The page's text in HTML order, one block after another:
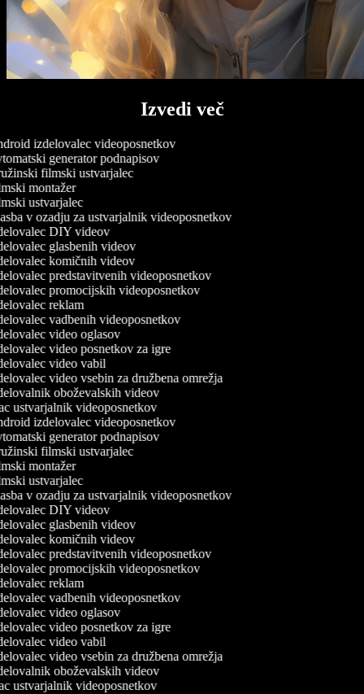
Izvedi več
izdelovalec videoposnetkov
generator podnapisov
filmski ustvarjalec
montažer
ustvarjalec
v ozadju za ustvarjalnik videoposnetkov
DIY videov
glasbenih videov
komičnih videov
predstavitvenih videoposnetkov
promocijskih videoposnetkov
reklam
vadbenih videoposnetkov
video oglasov
video posnetkov za igre
video vabil
video vsebin za družbena omrežja
oboževalskih videov
ustvarjalnik videoposnetkov
izdelovalec videoposnetkov
generator podnapisov
filmski ustvarjalec
montažer
ustvarjalec
v ozadju za ustvarjalnik videoposnetkov
DIY videov
glasbenih videov
komičnih videov
predstavitvenih videoposnetkov
promocijskih videoposnetkov
reklam
vadbenih videoposnetkov
video oglasov
video posnetkov za igre
video vabil
video vsebin za družbena omrežja
oboževalskih videov
ustvarjalnik videoposnetkov